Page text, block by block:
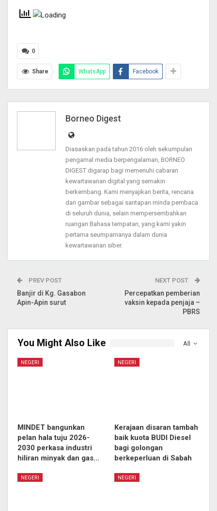
0
Share WhatsApp Facebook
Borneo Digest
Diasaskan pada tahun 2016 oleh sekumpulan
pengamal media berpengalaman, BORNEO
DIGEST digarap bagi memenuhi cabaran
kewartawanan digital yang semakin
berkembang. Kami menyajikan berita, rencana
dan gambar sebagai santapan minda pembaca
di seluruh dunia, selain mempersembahkan
ruangan Bahasa tempatan, yang kami yakin
pertama seumpamanya dalam dunia
kewartawanan siber.
PREV POST
Banjir di Kg. Gasabon
Apin-Apin surut
NEXT POST
Percepatkan pemberian
vaksin kepada penjaja –
PBRS
All
You Might Also Like
NEGERI
MINDET bangunkan
pelan hala tuju 2026-
2030 perkasa industri
hiliran minyak dan gas…
NEGERI
Kerajaan disaran tambah
baik kuota BUDI Diesel
bagi golongan
berkeperluan di Sabah
NEGERI NEGERI